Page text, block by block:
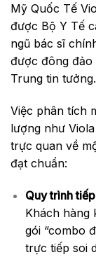
Mỹ Quốc Tế
được Bộ Y Tế
ngũ bác sĩ
được đông đảo
Trung tin tưởng.
Việc phân tích
lượng như
trực quan về
đạt chuẩn:
Quy trình
Khách hàng
gói “combo
trực tiếp soi